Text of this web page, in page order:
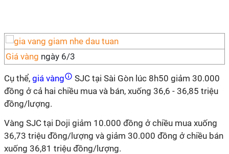
Giá vàng ngày 6/3
Cụ thể, giá vàng
SJC tại Sài Gòn lúc 8h50 giảm 30.000
đồng ở cả hai chiều mua và bán, xuống 36,6 - 36,85 triệu
đồng/lượng.
Vàng SJC tại Doji giảm 10.000 đồng ở chiều mua xuống
36,73 triệu đồng/lượng và giảm 30.000 đồng ở chiều bán
xuống 36,81 triệu đồng/lượng.